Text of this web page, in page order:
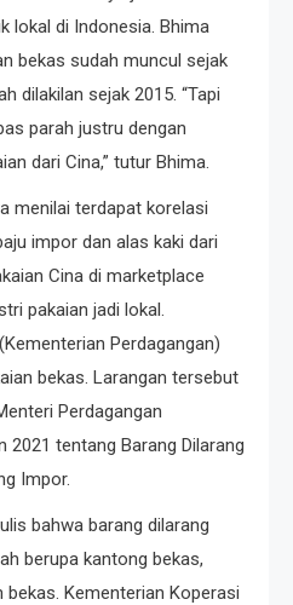
lokal di Indonesia. Bhima
bekas sudah muncul sejak
dilakilan sejak 2015. “Tapi
parah justru dengan
dari Cina,” tutur Bhima.
menilai terdapat korelasi
impor dan alas kaki dari
Cina di marketplace
pakaian jadi lokal.
Perdagangan)
bekas. Larangan tersebut
Perdagangan
2021 tentang Barang Dilarang
Impor.
bahwa barang dilarang
berupa kantong bekas,
bekas. Kementerian Koperasi